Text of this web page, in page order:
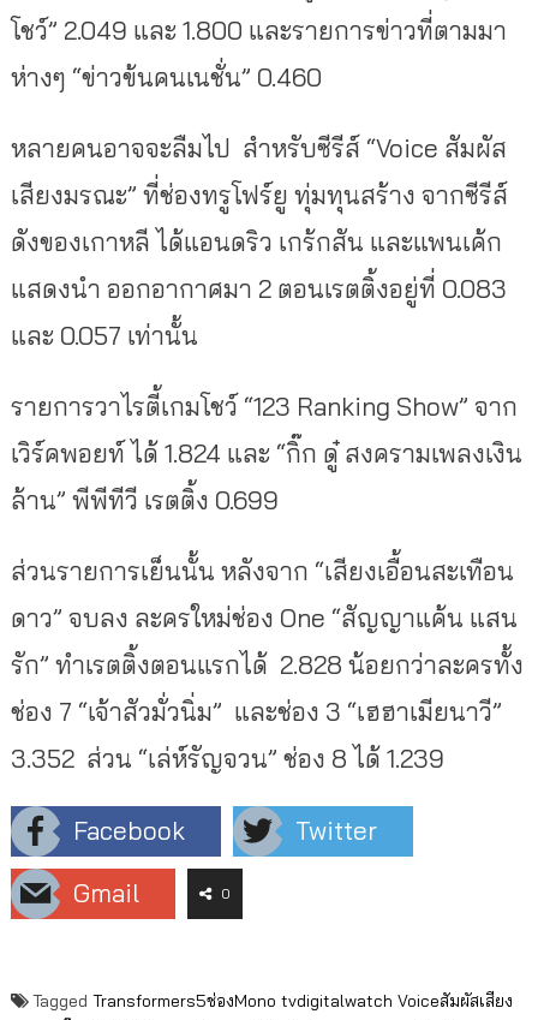
โชว์” 2.049 และ 1.800 และรายการข่าวที่ตามมา
ห่างๆ “ข่าวข้นคนเนชั่น” 0.460
หลายคนอาจจะลืมไป สำหรับซีรีส์ “Voice สัมผัส
เสียงมรณะ” ที่ช่องทรูโฟร์ยู ทุ่มทุนสร้าง จากซีรีส์
ดังของเกาหลี ได้แอนดริว เกร้กสัน และแพนเค้ก
แสดงนำ ออกอากาศมา 2 ตอนเรตติ้งอยู่ที่ 0.083
และ 0.057 เท่านั้น
รายการวาไรตี้เกมโชว์ “123 Ranking Show” จาก
เวิร์คพอยท์ ได้ 1.824 และ “กิ๊ก ดู๋ สงครามเพลงเงิน
ล้าน” พีพีทีวี เรตติ้ง 0.699
ส่วนรายการเย็นนั้น หลังจาก “เสียงเอื้อนสะเทือน
ดาว” จบลง ละครใหม่ช่อง One “สัญญาแค้น แสน
รัก” ทำเรตติ้งตอนแรกได้ 2.828 น้อยกว่าละครทั้ง
ช่อง 7 “เจ้าสัวมั่วนิ่ม” และช่อง 3 “เฮฮาเมียนาวี”
3.352 ส่วน “เล่ห์รัญจวน” ช่อง 8 ได้ 1.239
Facebook
Twitter
Gmail
0
Tagged Transformers5ช่องMono tvdigitalwatch Voiceสัมผัสเสียง